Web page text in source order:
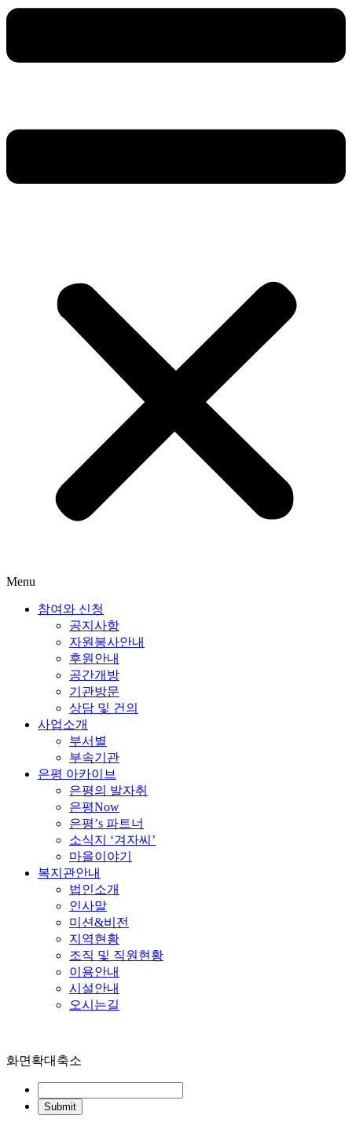
Menu
참여와 신청
공지사항
자원봉사안내
후원안내
공간개방
기관방문
상담 및 건의
사업소개
부서별
부속기관
은평 아카이브
은평의 발자취
은평Now
은평’s 파트너
소식지 ‘겨자씨’
마을이야기
복지관안내
법인소개
인사말
미션&비전
지역현황
조직 및 직원현황
이용안내
시설안내
오시는길
화면확대축소